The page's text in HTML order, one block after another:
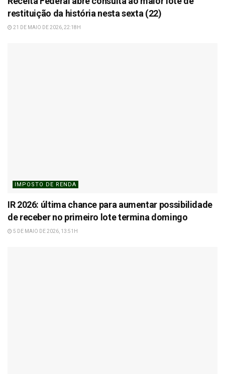
restituição da história nesta sexta (22)
21 DE MAIO DE 2026, 22:18H
IMPOSTO DE RENDA
IR 2026: última chance para aumentar possibilidade
de receber no primeiro lote termina domingo
5 DE MAIO DE 2026, 13:51H